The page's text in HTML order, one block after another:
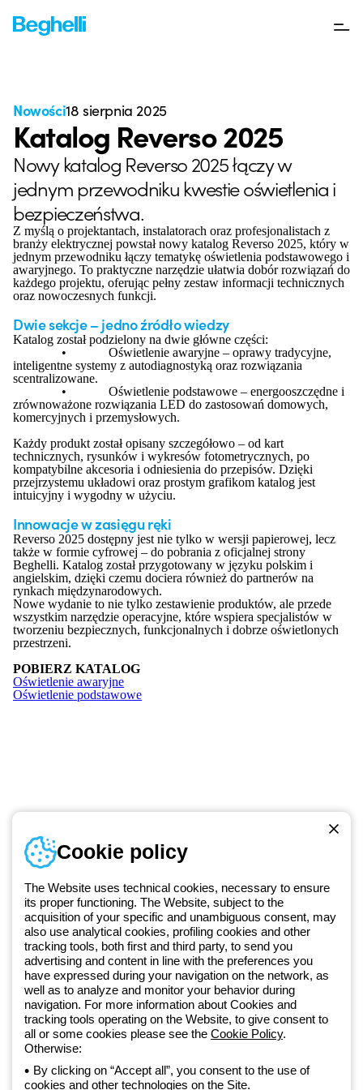
Nowości18 sierpnia 2025
Katalog Reverso 2025
Nowy katalog Reverso 2025 łączy w
jednym przewodniku kwestie oświetlenia i
bezpieczeństwa.
Z myślą o projektantach, instalatorach oraz profesjonalistach z
branży elektrycznej powstał nowy katalog Reverso 2025, który w
jednym przewodniku łączy tematykę oświetlenia podstawowego i
awaryjnego. To praktyczne narzędzie ułatwia dobór rozwiązań do
każdego projektu, oferując pełny zestaw informacji technicznych
oraz nowoczesnych funkcji.
Dwie sekcje – jedno źródło wiedzy
Katalog został podzielony na dwie główne części:
•
Oświetlenie awaryjne – oprawy tradycyjne,
inteligentne systemy z autodiagnostyką oraz rozwiązania
scentralizowane.
•
Oświetlenie podstawowe – energooszczędne i
zrównoważone rozwiązania LED do zastosowań domowych,
komercyjnych i przemysłowych.
Każdy produkt został opisany szczegółowo – od kart
technicznych, rysunków i wykresów fotometrycznych, po
kompatybilne akcesoria i odniesienia do przepisów. Dzięki
przejrzystemu układowi oraz prostym grafikom katalog jest
intuicyjny i wygodny w użyciu.
Innowacje w zasięgu ręki
Reverso 2025 dostępny jest nie tylko w wersji papierowej, lecz
także w formie cyfrowej – do pobrania z oficjalnej strony
Beghelli. Katalog został przygotowany w języku polskim i
angielskim, dzięki czemu dociera również do partnerów na
rynkach międzynarodowych.
Nowe wydanie to nie tylko zestawienie produktów, ale przede
wszystkim narzędzie operacyjne, które wspiera specjalistów w
tworzeniu bezpiecznych, funkcjonalnych i dobrze oświetlonych
przestrzeni.
POBIERZ KATALOG
Oświetlenie awaryjne
Oświetlenie podstawowe
Od 2025 roku firma Beghelli jest częścią Grupy GEWISS, działając w
ramach ekosystemu GEWISS LightZone, w którym tworzymy
zintegrowane rozwiązania oświetleniowe, przekształcające
złożoność w prostotę oraz wspierające profesjonalistów i
użytkowników w realizacji ich potrzeb.Dowiedz się więcej o GEWISS
Numer telefonu
Od poniedziałku do piątku w godzinach 8:00 do 16:00
+48 32 422 55 79
Cookie policy
The Website uses technical cookies, necessary to ensure
its proper functioning. The Website, subject to the
acquisition of your specific and unambiguous consent, may
also use analytical cookies, profiling cookies and other
tracking tools, both first and third party, to send you
advertising and content in line with the preferences you
have expressed during your navigation on the network, as
well as to analyze and monitor your behavior during
navigation. For more information about Cookies and
tracking tools operating on the Website, to give consent to
all or some cookies please see the Cookie Policy.
Otherwise:
By clicking on “Accept all”, you consent to the use of
cookies and other technologies on the Site.